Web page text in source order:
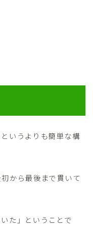
いうよりも簡単な構
から最後まで貫いて
た」ということで